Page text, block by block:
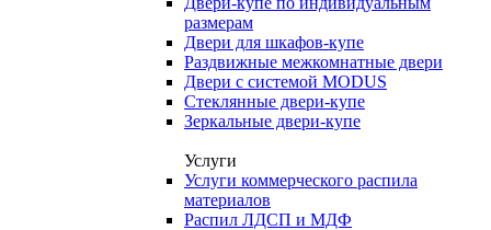
размерам
Двери для шкафов-купе
Раздвижные межкомнатные двери
Двери с системой MODUS
Стеклянные двери-купе
Зеркальные двери-купе
Услуги
Услуги коммерческого распила
материалов
Распил ЛДСП и МДФ